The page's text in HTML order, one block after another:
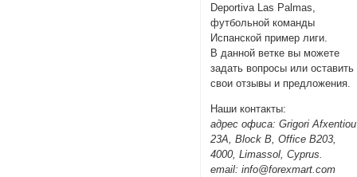
Deportiva Las Palmas,
футбольной команды
Испанской пример лиги.
В данной ветке вы можете
задать вопросы или оставить
свои отзывы и предложения.
Наши контакты:
адрес офиса: Grigori Afxentiou
23A, Block B, Office B203,
4000, Limassol, Cyprus.
email: info@forexmart.com